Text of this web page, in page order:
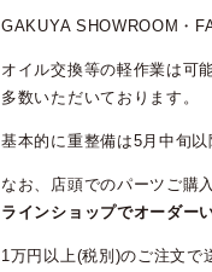
GAKUYA SHOWROOM・
オイル交換等の軽作業は可
多数いただいております。
基本的に重整備は5月中旬
なお、店頭でのパーツご購
ラインショップでオーダー
1万円以上(税別)のご注文で